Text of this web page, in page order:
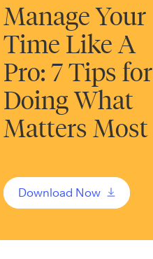
Manage Your
Time Like A
Pro: 7 Tips for
Doing What
Matters Most
Download Now